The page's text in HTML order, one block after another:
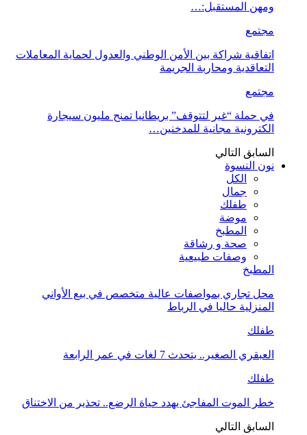
ومهن المستقبل:…
مجتمع
اتفاقية شراكة بين الأمن الوطني والعدول لحماية المعاملات
التعاقدية ومحاربة الجريمة
مجتمع
في حملة “غير لتتوقف” بريطانيا تمنح مليون سيجارة
الكترونية مجانية للمدخنين…
السابق التالي
نون النسوة
الكل
جمال
طفلك
موضة
المطبخ
صحة و رشاقة
وصفات طبيعية
المطبخ
محل تجاري بمواصفات عالية متخصص في بيع الأواني
المنزلية حاليا في الرباط
طفلك
العبقري الصغير.. يتحدث 7 لغات في عمر الرابعة
طفلك
خطر الموت المفاجئ يهدد حياة الرضع.. تحذير من الاختناق
السابق التالي